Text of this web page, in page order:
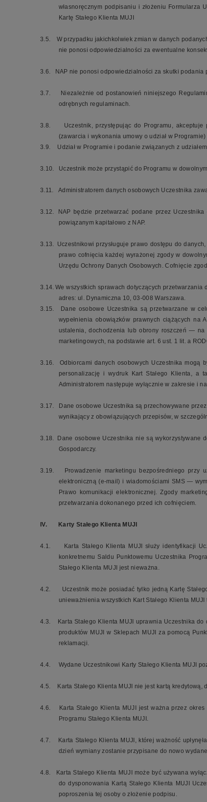
własnoręcznym podpisaniu i złożeniu
Kartę Stałego Klienta MUJI
3.5.
W przypadku jakichkolwiek zmian w danych
nie ponosi odpowiedzialności za ewentualne
3.6. NAP nie ponosi odpowiedzialności za skutki
3.7.
Niezależnie od postanowień niniejszego
odrębnych regulaminach.
3.8.
Uczestnik, przystępując do Programu,
(zawarcia i wykonania umowy o udział w
3.9.
Udział w Programie i podanie związanych z
3.10. Uczestnik może przystąpić do Programu w
3.11. Administratorem danych osobowych Uczestnika
3.12.
NAP będzie przetwarzać podane przez
powiązanym kapitałowo z NAP.
3.13. Uczestnikowi przysługuje prawo dostępu do
prawo cofnięcia każdej wyrażonej zgody w
Urzędu Ochrony Danych Osobowych. Cofnięcie
3.14. We wszystkich sprawach dotyczących
adres: ul. Dynamiczna 10, 03-008 Warszawa.
3.15.
Dane osobowe Uczestnika są przetwarzane w
wypełnienia obowiązków prawnych ciążących
ustalenia, dochodzenia lub obrony roszczeń —
marketingowych, na podstawie art. 6 ust. 1 lit. a
3.16.
Odbiorcami danych osobowych Uczestnika mogą
personalizację i wydruk Kart Stałego Klienta, a
Administratorem następuje wyłącznie w zakresie i
3.17.
Dane osobowe Uczestnika są przechowywane
wynikający z obowiązujących przepisów, w
3.18.
Dane osobowe Uczestnika nie są wykorzystywane
Gospodarczy.
3.19.
Prowadzenie marketingu bezpośredniego przy
elektroniczną (e-mail) i wiadomościami SMS —
Prawo komunikacji elektronicznej. Zgody
przetwarzania dokonanego przed ich cofnięciem.
IV. KartyStałego Klienta MUJI
4.1.
Karta Stałego Klienta MUJI służy identyfikacji
konkretnemu Saldu Punktowemu Uczestnika
Stałego Klienta MUJI jest nieważna.
4.2.
Uczestnik może posiadać tylko jedną Kartę
unieważnienia wszystkich Kart Stałego Klienta
4.3.
Karta Stałego Klienta MUJI uprawnia Uczestnika
produktów MUJI w Sklepach MUJI za pomocą
reklamacji.
4.4. Wydane Uczestnikowi Karty Stałego Klienta MUJI
4.5. Karta Stałego Klienta MUJI nie jest kartą
4.6.
Karta Stałego Klienta MUJI jest ważna przez
Programu Stałego Klienta MUJI.
4.7.
Karta Stałego Klienta MUJI, której ważność
dzień wymiany zostanie przypisane do nowo
4.8.
Karta Stałego Klienta MUJI może być używana
do dysponowania Kartą Stałego Klienta MUJI
poproszenia tej osoby o złożenie podpisu.